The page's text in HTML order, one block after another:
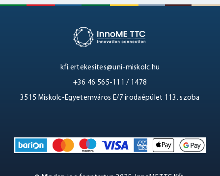
kfi.ertekesites@uni-miskolc.hu
+36 46 565-111 / 1478
3515 Miskolc-Egyetemváros E/7 irodaépület 113. szoba